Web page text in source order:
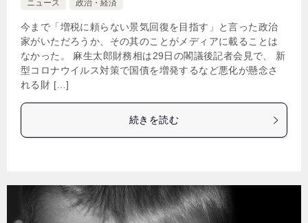
ニュース
政治・経済
今まで「増税に頼らない景気回復を目指す」と言った政治
家がいただろうか、その其のことがメディアに載ることは
なかった。 麻生太郎財務相は29日の閣議後記者会見で、 新
型コロナウイルス対策で国債を増発するなど悪化が懸念さ
れる財 […]
続きを読む